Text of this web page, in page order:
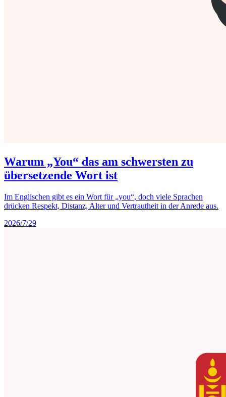
Warum „You“ das am schwersten zu
übersetzende Wort ist
Im Englischen gibt es ein Wort für „you“, doch viele Sprachen
drücken Respekt, Distanz, Alter und Vertrautheit in der Anrede aus.
2026/7/29